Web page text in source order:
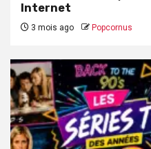
Internet
3 mois ago Popcornus